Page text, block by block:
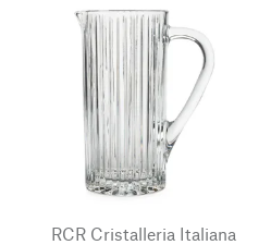
RCR Cristalleria Italiana